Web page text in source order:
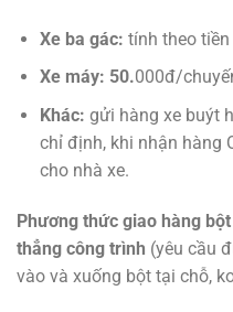
Xe ba gác: tính theo tiền
Xe máy: 50.000đ/
Khác: gửi hàng xe buýt
chỉ định, khi nhận hàng
cho nhà xe.
Phương thức giao hàng
thẳng công trình (yêu cầu
vào và xuống bột tại chỗ,